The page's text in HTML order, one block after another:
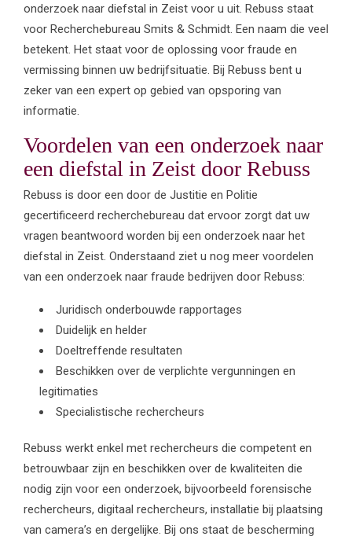
onderzoek naar diefstal in Zeist voor u uit. Rebuss staat
voor Recherchebureau Smits & Schmidt. Een naam die veel
betekent. Het staat voor de oplossing voor fraude en
vermissing binnen uw bedrijfsituatie. Bij Rebuss bent u
zeker van een expert op gebied van opsporing van
informatie.
Voordelen van een onderzoek naar
een diefstal in Zeist door Rebuss
Rebuss is door een door de Justitie en Politie
gecertificeerd recherchebureau dat ervoor zorgt dat uw
vragen beantwoord worden bij een onderzoek naar het
diefstal in Zeist. Onderstaand ziet u nog meer voordelen
van een onderzoek naar fraude bedrijven door Rebuss:
Juridisch onderbouwde rapportages
Duidelijk en helder
Doeltreffende resultaten
Beschikken over de verplichte vergunningen en
legitimaties
Specialistische rechercheurs
Rebuss werkt enkel met rechercheurs die competent en
betrouwbaar zijn en beschikken over de kwaliteiten die
nodig zijn voor een onderzoek, bijvoorbeeld forensische
rechercheurs, digitaal rechercheurs, installatie bij plaatsing
van camera’s en dergelijke. Bij ons staat de bescherming